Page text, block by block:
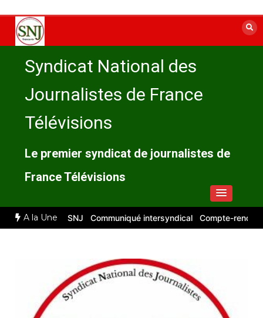
contenu
Syndicat National des
Journalistes de France
Télévisions
Le premier syndicat de journalistes de
France Télévisions
A la Une
rendu du SNJ Communiqué intersyndical Compte-rendu